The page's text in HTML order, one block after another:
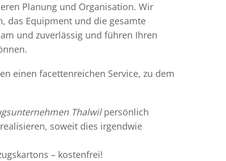
Planung und Organisation. Wir
das Equipment und die gesamte
und zuverlässig und führen Ihren
einen facettenreichen Service, zu dem
Thalwilpersönlich
soweit dies irgendwie
– kostenfrei!